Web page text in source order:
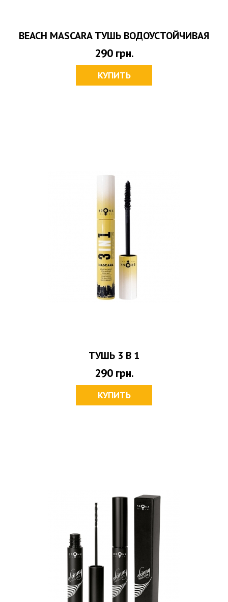
BEACH MASCARA ТУШЬ ВОДОУСТОЙЧИВАЯ
290 грн.
КУПИТЬ
ТУШЬ 3 В 1
290 грн.
КУПИТЬ